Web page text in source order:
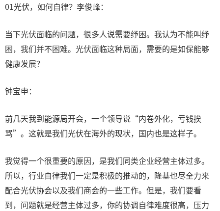
01光伏，如何自律？李俊峰：
当下光伏面临的问题，很多人说需要纾困。我认为不能叫纾
困，我们并不困难。光伏面临这种局面，需要的是如保能够
健康发展？
钟宝申：
前几天我到能源局开会，一个领导说“内卷外化，亏钱挨
骂”。这就是我们光伏在海外的现状，国内也是这样子。
我觉得一个很重要的原因，是我们同类企业经营主体过多。
所以，行业自律我们一定是积极的推动的，隆基也尽全力来
配合光伏协会以及我们商会的一些工作。但是，我们要看
到，问题就是经营主体过多，你的协调自律难度很高，压力